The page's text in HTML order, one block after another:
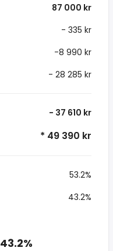
87 000 kr
- 335 kr
-8 990 kr
- 28 285 kr
- 37 610 kr
* 49 390 kr
53.2%
43.2%
43.2%